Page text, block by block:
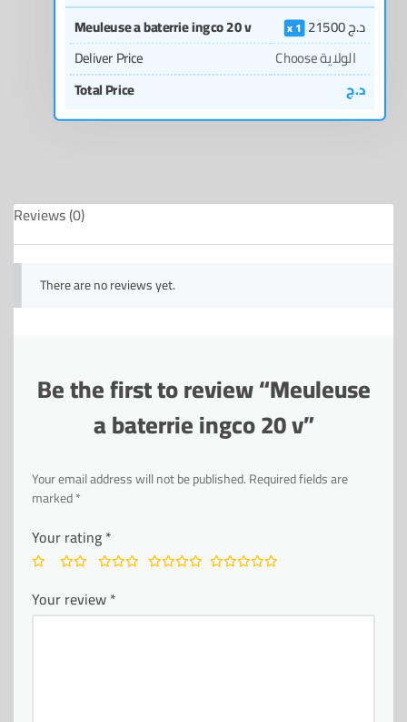
Meuleuse a baterrie ingco 20 v 1 21500د.ج
Deliver Price Choose الولاية
Total Price د.ج
Reviews (0)
There are no reviews yet.
Be the first to review “Meuleuse
a baterrie ingco 20 v”
Your email address will not be published.Required fields are
marked*
Your rating*
Your review*